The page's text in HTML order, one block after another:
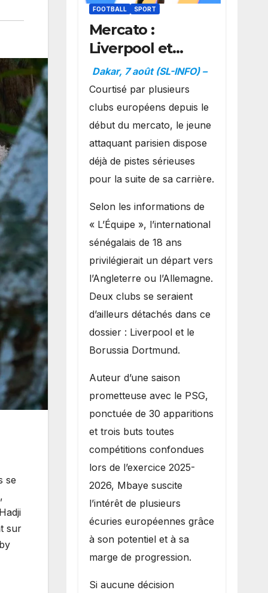
se
sur
FOOTBALL SPORT
Mercato :
Liverpool et
Dortmund se
positionnent en
favoris pour
recruter Ibrahim
Mbaye
Dakar, 7 août (SL-INFO) –
Courtisé par plusieurs
clubs européens depuis le
début du mercato, le jeune
attaquant parisien dispose
déjà de pistes sérieuses
pour la suite de sa carrière.
Selon les informations de
« L’Équipe », l’international
sénégalais de 18 ans
privilégierait un départ vers
l’Angleterre ou l’Allemagne.
Deux clubs se seraient
d’ailleurs détachés dans ce
dossier : Liverpool et le
Borussia Dortmund.
Auteur d’une saison
prometteuse avec le PSG,
ponctuée de 30 apparitions
et trois buts toutes
compétitions confondues
lors de l’exercice 2025-
2026, Mbaye suscite
l’intérêt de plusieurs
écuries européennes grâce
à son potentiel et à sa
marge de progression.
Si aucune décision